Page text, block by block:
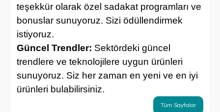
teşekkür olarak özel sadakat programları ve
bonuslar sunuyoruz. Sizi ödüllendirmek
istiyoruz.
Güncel Trendler: Sektördeki güncel
trendlere ve teknolojilere uygun ürünleri
sunuyoruz. Siz her zaman en yeni ve en iyi
ürünleri bulabilirsiniz.
Tüm Sayfalar